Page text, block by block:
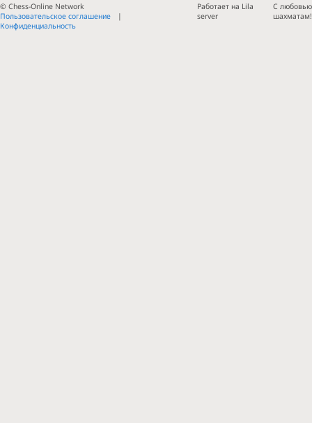
© Chess-Online Network
Пользовательское соглашение
Конфиденциальность
Работает на Lila
server
С
шахматам!